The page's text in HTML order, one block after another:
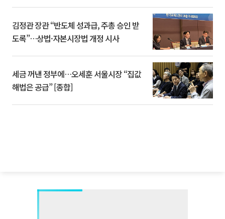
김정관 장관 “반도체 성과급, 주총 승인 받
도록”…상법·자본시장법 개정 시사
세금 꺼낸 정부에…오세훈 서울시장 “집값
해법은 공급” [종합]